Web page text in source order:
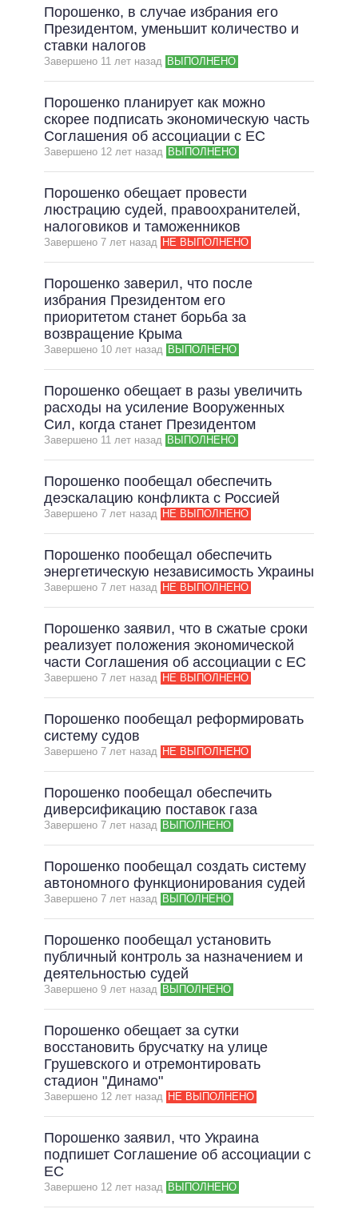
Порошенко, в случае избрания его
Президентом, уменьшит количество и
ставки налогов
Завершено 11 лет назад ВЫПОЛНЕНО
Порошенко планирует как можно
скорее подписать экономическую часть
Соглашения об ассоциации с ЕС
Завершено 12 лет назад ВЫПОЛНЕНО
Порошенко обещает провести
люстрацию судей, правоохранителей,
налоговиков и таможенников
Завершено 7 лет назад НЕ ВЫПОЛНЕНО
Порошенко заверил, что после
избрания Президентом его
приоритетом станет борьба за
возвращение Крыма
Завершено 10 лет назад ВЫПОЛНЕНО
Порошенко обещает в разы увеличить
расходы на усиление Вооруженных
Сил, когда станет Президентом
Завершено 11 лет назад ВЫПОЛНЕНО
Порошенко пообещал обеспечить
деэскалацию конфликта с Россией
Завершено 7 лет назад НЕ ВЫПОЛНЕНО
Порошенко пообещал обеспечить
энергетическую независимость Украины
Завершено 7 лет назад НЕ ВЫПОЛНЕНО
Порошенко заявил, что в сжатые сроки
реализует положения экономической
части Соглашения об ассоциации с ЕС
Завершено 7 лет назад НЕ ВЫПОЛНЕНО
Порошенко пообещал реформировать
систему судов
Завершено 7 лет назад НЕ ВЫПОЛНЕНО
Порошенко пообещал обеспечить
диверсификацию поставок газа
Завершено 7 лет назад ВЫПОЛНЕНО
Порошенко пообещал создать систему
автономного функционирования судей
Завершено 7 лет назад ВЫПОЛНЕНО
Порошенко пообещал установить
публичный контроль за назначением и
деятельностью судей
Завершено 9 лет назад ВЫПОЛНЕНО
Порошенко обещает за сутки
восстановить брусчатку на улице
Грушевского и отремонтировать
стадион "Динамо"
Завершено 12 лет назад НЕ ВЫПОЛНЕНО
Порошенко заявил, что Украина
подпишет Соглашение об ассоциации с
ЕС
Завершено 12 лет назад ВЫПОЛНЕНО